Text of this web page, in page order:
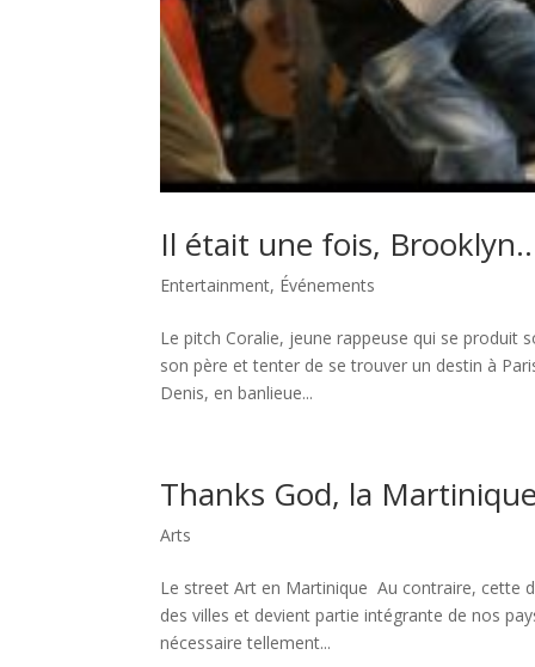
Il était une fois,
Entertainment, Événements
Le pitch Coralie, jeune rappeuse qui se produit
son père et tenter de se trouver un destin à
Denis, en banlieue...
Thanks God, la
Arts
Le street Art en Martinique Au contraire, cette
des villes et devient partie intégrante de nos
nécessaire tellement...